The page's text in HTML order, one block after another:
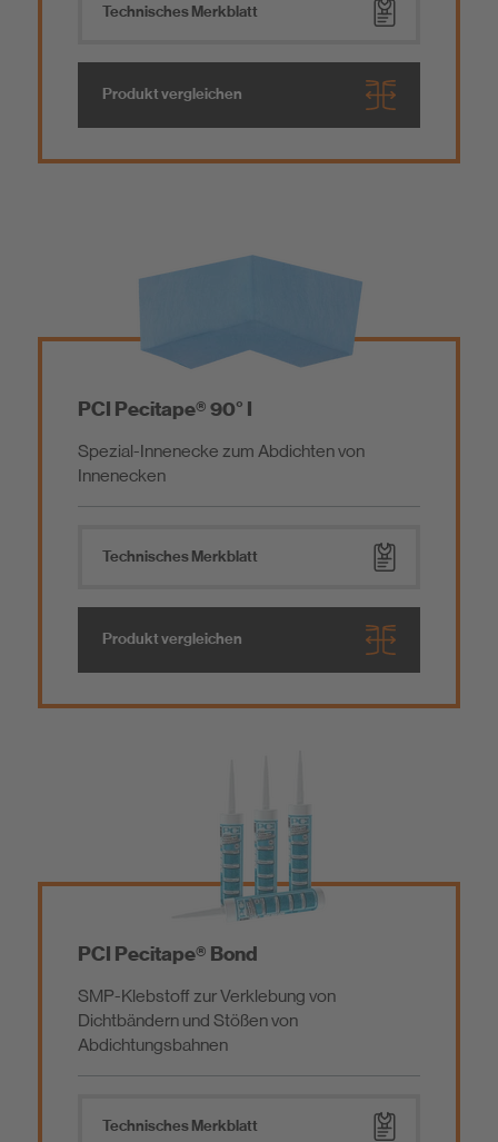
Technisches Merkblatt
Produkt vergleichen
PCI Pecitape® 90° I
Spezial-Innenecke zum Abdichten von
Innenecken
Technisches Merkblatt
Produkt vergleichen
PCI Pecitape® Bond
SMP-Klebstoff zur Verklebung von
Dichtbändern und Stößen von
Abdichtungsbahnen
Technisches Merkblatt